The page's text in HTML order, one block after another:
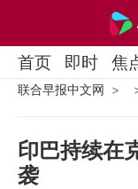
首页 即时 焦
联合早报中文网
印巴持续在
袭